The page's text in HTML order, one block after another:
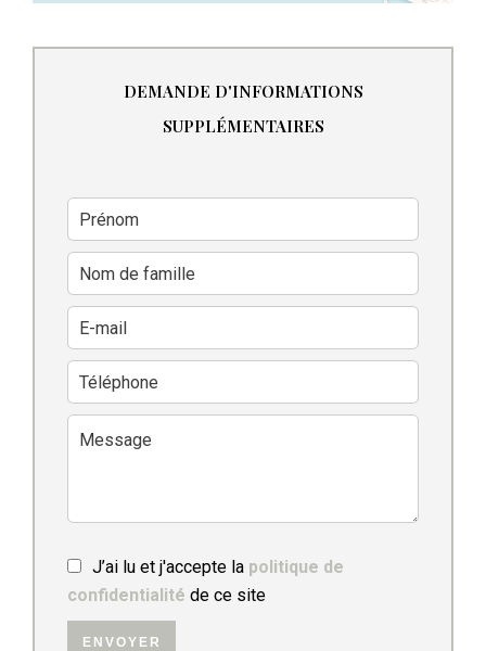
DEMANDE D'INFORMATIONS
SUPPLÉMENTAIRES
J’ai lu et j'accepte la politique de
confidentialité de ce site
ENVOYER